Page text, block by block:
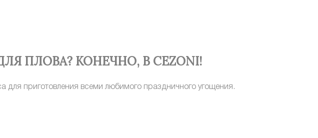
ПЛОВА? КОНЕЧНО, В CEZONI!
для приготовления всеми любимого праздничного угощения.